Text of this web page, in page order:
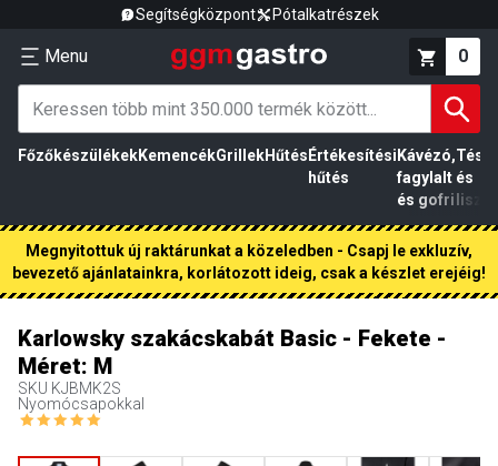
Segítségközpont Pótalkatrészek
Menu 0
FőzőkészülékekKemencékGrillekHűtés Értékesítési
hűtés
Kávézó,
fagylalt
és gofri
és
liszt
Megnyitottuk új raktárunkat a közeledben - Csapj le exkluzív,
bevezető ajánlatainkra, korlátozott ideig, csak a készlet erejéig!
Karlowsky szakácskabát Basic - Fekete -
Méret: M
SKU KJBMK2S
Nyomócsapokkal